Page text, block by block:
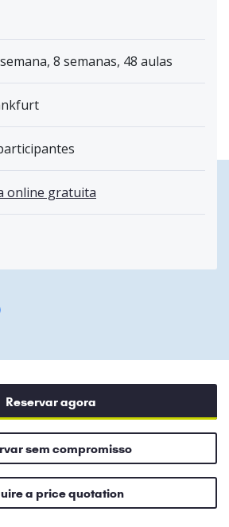
8 semanas, 48 aulas
online gratuita
Reservar agora
sem compromisso
a price quotation